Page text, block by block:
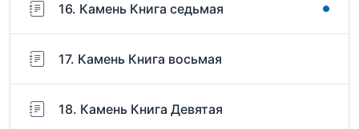
16. Камень Книга седьмая
17. Камень Книга восьмая
18. Камень Книга Девятая